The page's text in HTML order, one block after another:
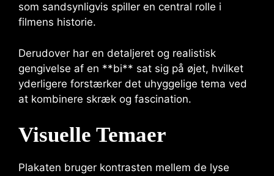
som sandsynligvis spiller en central rolle i
filmens historie.
Derudover har en detaljeret og realistisk
gengivelse af en **bi** sat sig på øjet, hvilket
yderligere forstærker det uhyggelige tema ved
at kombinere skræk og fascination.
Visuelle Temaer
Plakaten bruger kontrasten mellem de lyse